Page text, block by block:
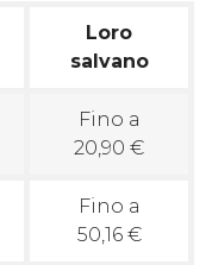
Loro
salvano
Fino a
20,90 €
Fino a
50,16 €